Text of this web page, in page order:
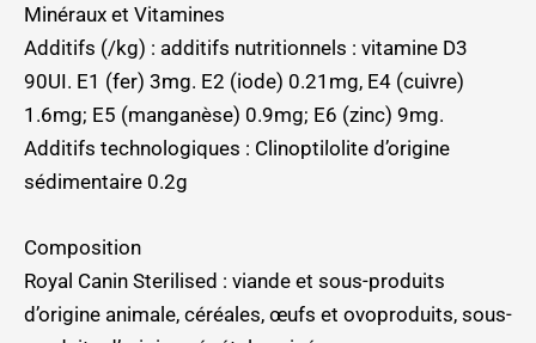
Minéraux et Vitamines
Additifs (/kg) : additifs nutritionnels : vitamine D3
90UI. E1 (fer) 3mg. E2 (iode) 0.21mg, E4 (cuivre)
1.6mg; E5 (manganèse) 0.9mg; E6 (zinc) 9mg.
Additifs technologiques : Clinoptilolite d’origine
sédimentaire 0.2g
Composition
Royal Canin Sterilised : viande et sous-produits
d’origine animale, céréales, œufs et ovoproduits, sous-